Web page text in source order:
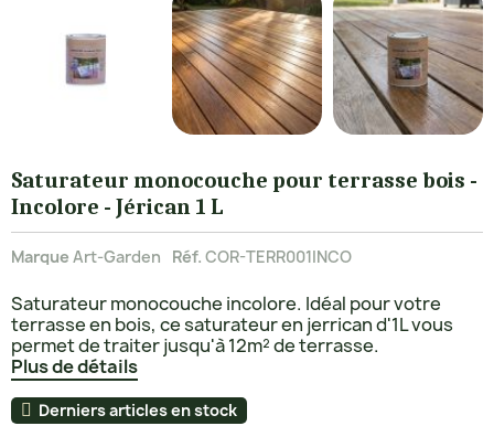
Saturateur monocouche pour terrasse bois -
Incolore - Jérican 1 L
Marque Art-Garden Réf. COR-TERR001INCO
Saturateur monocouche incolore. Idéal pour votre
terrasse en bois, ce saturateur en jerrican d'1L vous
permet de traiter jusqu'à 12m² de terrasse.
Plus de détails
Derniers articles en stock